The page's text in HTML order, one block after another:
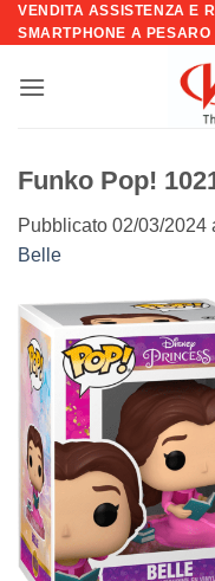
Salta
ai
VENDITA ASSISTENZA E
SMARTPHONE A PESARO
Funko Pop!
Pubblicato 02/03/2024
Belle